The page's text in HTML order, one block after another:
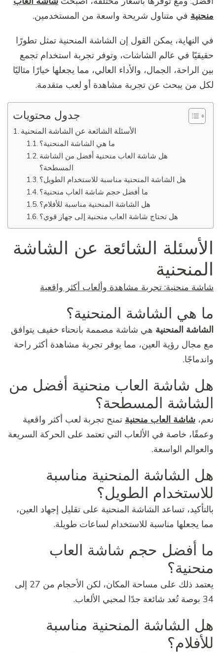
منحنية في متناول شريحة واسعة من المستخدمين.
في النهاية، يمكن القول إن الشاشة المنحنية تمثل تطورًا
حقيقيًا في عالم الشاشات، وتوفر تجربة استخدام تجمع
بين الراحة، الجمال، والأداء العالي، مما يجعلها خيارًا مثاليًا
لكل من يبحث عن تجربة مشاهدة أو لعب متقدمة.
جدول محتويات
الأسئلة الشائعة عن الشاشة المنحنية
ما هي الشاشة المنحنية؟
هل شاشة العاب منحنية أفضل من الشاشة
المسطحة؟
هل الشاشة المنحنية مناسبة للاستخدام الطويل؟
ما أفضل حجم شاشة العاب منحنية؟
هل الشاشة المنحنية مناسبة للأفلام؟
هل تحتاج شاشة العاب منحنية إلى جهاز قوي؟
الأسئلة الشائعة عن الشاشة
المنحنية
شاشة منحنية: تجربة مشاهدة وألعاب أكثر واقعية
ما هي الشاشة المنحنية؟
الشاشة المنحنية هي شاشة مصممة بانحناء خفيف يتوافق
مع مجال رؤية العين، مما يوفر تجربة مشاهدة أكثر راحة
واندماجًا.
هل شاشة العاب منحنية أفضل من
الشاشة المسطحة؟
نعم، شاشة العاب منحنية تمنح تجربة لعب أكثر واقعية
وعمقًا، خاصة في الألعاب التي تعتمد على الحركة السريعة
والعوالم الواسعة.
هل الشاشة المنحنية مناسبة
للاستخدام الطويل؟
بالتأكيد، تساعد الشاشة المنحنية على تقليل إجهاد العين،
مما يجعلها مناسبة للاستخدام لساعات طويلة.
ما أفضل حجم شاشة العاب
منحنية؟
يعتمد ذلك على مساحة المكان، لكن الأحجام من 27 إلى
34 بوصة تُعد شائعة جدًا لمحبي الألعاب.
هل الشاشة المنحنية مناسبة
للأفلام؟